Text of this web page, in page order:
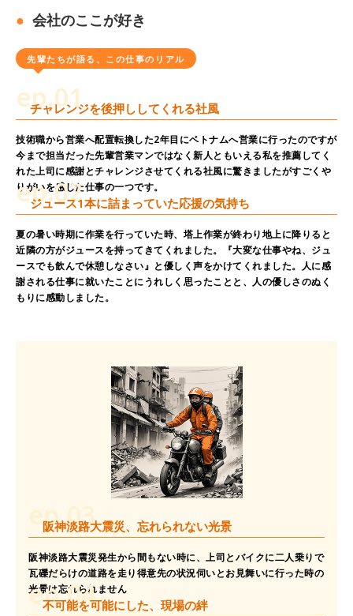
会社のここが好き
先輩たちが語る、この仕事のリアル
ep.01
チャレンジを後押ししてくれる社風
技術職から営業へ配置転換した2年目にベトナムへ営業に行ったのですが
今まで担当だった先輩営業マンではなく新人ともいえる私を推薦してく
れた上司に感謝とチャレンジさせてくれる社風に驚きましたがすごくや
りがいを感じた仕事の一つです。
ep.02
ジュース1本に詰まっていた応援の気持ち
夏の暑い時期に作業を行っていた時、塔上作業が終わり地上に降りると
近隣の方がジュースを持ってきてくれました。『大変な仕事やね、ジュ
ースでも飲んで休憩しなさい』と優しく声をかけてくれました。人に感
謝される仕事に就いたことにうれしく思ったことと、人の優しさのぬく
もりに感動しました。
ep.03
阪神淡路大震災、忘れられない光景
阪神淡路大震災発生から間もない時に、上司とバイクに二人乗りで
瓦礫だらけの道路を走り得意先の状況伺いとお見舞いに行った時の
光景は忘れられません
ep.04
不可能を可能にした、現場の絆